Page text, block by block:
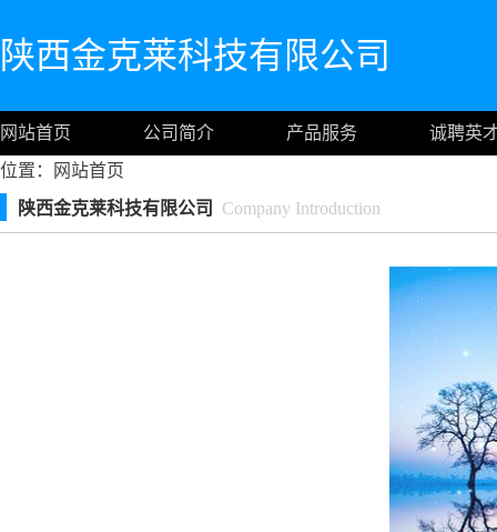
陕西金克莱科技有限公司
网站首页 公司简介 产品服务
诚聘英
位置：
网站首页
陕西金克莱科技有限公司
Company Introduction